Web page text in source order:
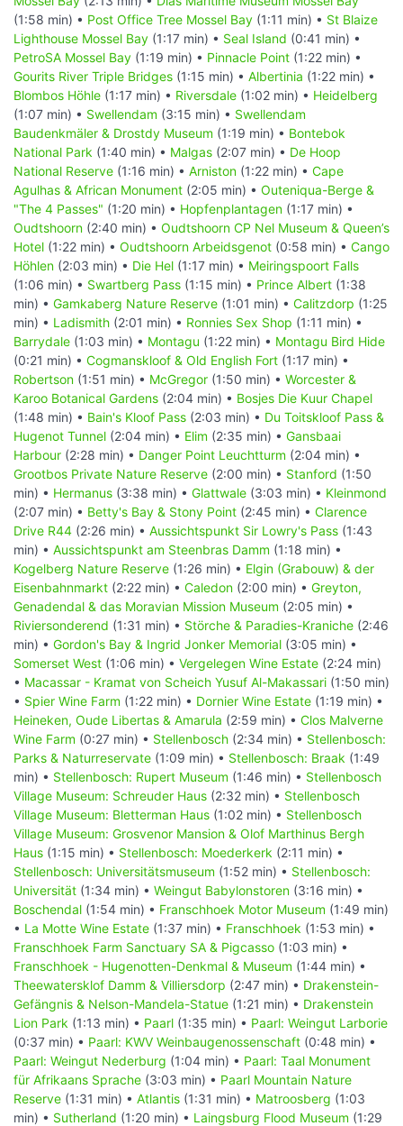
(1:58 min) • Post Office Tree Mossel Bay (1:11 min) • St Blaize
Lighthouse Mossel Bay (1:17 min) • Seal Island (0:41 min) •
PetroSA Mossel Bay (1:19 min) • Pinnacle Point (1:22 min) •
Gourits River Triple Bridges (1:15 min) • Albertinia (1:22 min) •
Blombos Höhle (1:17 min) • Riversdale (1:02 min) • Heidelberg
(1:07 min) • Swellendam (3:15 min) • Swellendam
Baudenkmäler & Drostdy Museum (1:19 min) • Bontebok
National Park (1:40 min) • Malgas (2:07 min) • De Hoop
National Reserve (1:16 min) • Arniston (1:22 min) • Cape
Agulhas & African Monument (2:05 min) • Outeniqua-Berge &
"The 4 Passes" (1:20 min) • Hopfenplantagen (1:17 min) •
Oudtshoorn (2:40 min) • Oudtshoorn CP Nel Museum & Queen’s
Hotel (1:22 min) • Oudtshoorn Arbeidsgenot (0:58 min) • Cango
Höhlen (2:03 min) • Die Hel (1:17 min) • Meiringspoort Falls
(1:06 min) • Swartberg Pass (1:15 min) • Prince Albert (1:38
min) • Gamkaberg Nature Reserve (1:01 min) • Calitzdorp (1:25
min) • Ladismith (2:01 min) • Ronnies Sex Shop (1:11 min) •
Barrydale (1:03 min) • Montagu (1:22 min) • Montagu Bird Hide
(0:21 min) • Cogmanskloof & Old English Fort (1:17 min) •
Robertson (1:51 min) • McGregor (1:50 min) • Worcester &
Karoo Botanical Gardens (2:04 min) • Bosjes Die Kuur Chapel
(1:48 min) • Bain's Kloof Pass (2:03 min) • Du Toitskloof Pass &
Hugenot Tunnel (2:04 min) • Elim (2:35 min) • Gansbaai
Harbour (2:28 min) • Danger Point Leuchtturm (2:04 min) •
Grootbos Private Nature Reserve (2:00 min) • Stanford (1:50
min) • Hermanus (3:38 min) • Glattwale (3:03 min) • Kleinmond
(2:07 min) • Betty's Bay & Stony Point (2:45 min) • Clarence
Drive R44 (2:26 min) • Aussichtspunkt Sir Lowry's Pass (1:43
min) • Aussichtspunkt am Steenbras Damm (1:18 min) •
Kogelberg Nature Reserve (1:26 min) • Elgin (Grabouw) & der
Eisenbahnmarkt (2:22 min) • Caledon (2:00 min) • Greyton,
Genadendal & das Moravian Mission Museum (2:05 min) •
Riviersonderend (1:31 min) • Störche & Paradies-Kraniche (2:46
min) • Gordon's Bay & Ingrid Jonker Memorial (3:05 min) •
Somerset West (1:06 min) • Vergelegen Wine Estate (2:24 min)
• Macassar - Kramat von Scheich Yusuf Al-Makassari (1:50 min)
• Spier Wine Farm (1:22 min) • Dornier Wine Estate (1:19 min) •
Heineken, Oude Libertas & Amarula (2:59 min) • Clos Malverne
Wine Farm (0:27 min) • Stellenbosch (2:34 min) • Stellenbosch:
Parks & Naturreservate (1:09 min) • Stellenbosch: Braak (1:49
min) • Stellenbosch: Rupert Museum (1:46 min) • Stellenbosch
Village Museum: Schreuder Haus (2:32 min) • Stellenbosch
Village Museum: Bletterman Haus (1:02 min) • Stellenbosch
Village Museum: Grosvenor Mansion & Olof Marthinus Bergh
Haus (1:15 min) • Stellenbosch: Moederkerk (2:11 min) •
Stellenbosch: Universitätsmuseum (1:52 min) • Stellenbosch:
Universität (1:34 min) • Weingut Babylonstoren (3:16 min) •
Boschendal (1:54 min) • Franschhoek Motor Museum (1:49 min)
• La Motte Wine Estate (1:37 min) • Franschhoek (1:53 min) •
Franschhoek Farm Sanctuary SA & Pigcasso (1:03 min) •
Franschhoek - Hugenotten-Denkmal & Museum (1:44 min) •
Theewatersklof Damm & Villiersdorp (2:47 min) • Drakenstein-
Gefängnis & Nelson-Mandela-Statue (1:21 min) • Drakenstein
Lion Park (1:13 min) • Paarl (1:35 min) • Paarl: Weingut Larborie
(0:37 min) • Paarl: KWV Weinbaugenossenschaft (0:48 min) •
Paarl: Weingut Nederburg (1:04 min) • Paarl: Taal Monument
für Afrikaans Sprache (3:03 min) • Paarl Mountain Nature
Reserve (1:31 min) • Atlantis (1:31 min) • Matroosberg (1:03
min) • Sutherland (1:20 min) • Laingsburg Flood Museum (1:29